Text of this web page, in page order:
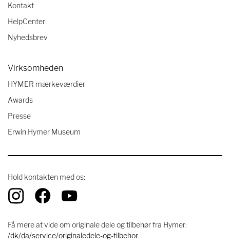
Kontakt
HelpCenter
Nyhedsbrev
Virksomheden
HYMER mærkeværdier
Awards
Presse
Erwin Hymer Museum
Hold kontakten med os:
Få mere at vide om originale dele og tilbehør fra Hymer:
/dk/da/service/originaledele-og-tilbehor